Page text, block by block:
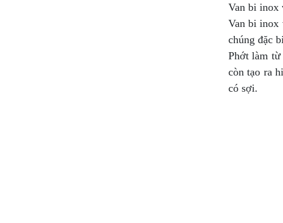
Van bi inox
Van bi inox
chúng đặc
Phớt làm
còn tạo ra
có sợi.